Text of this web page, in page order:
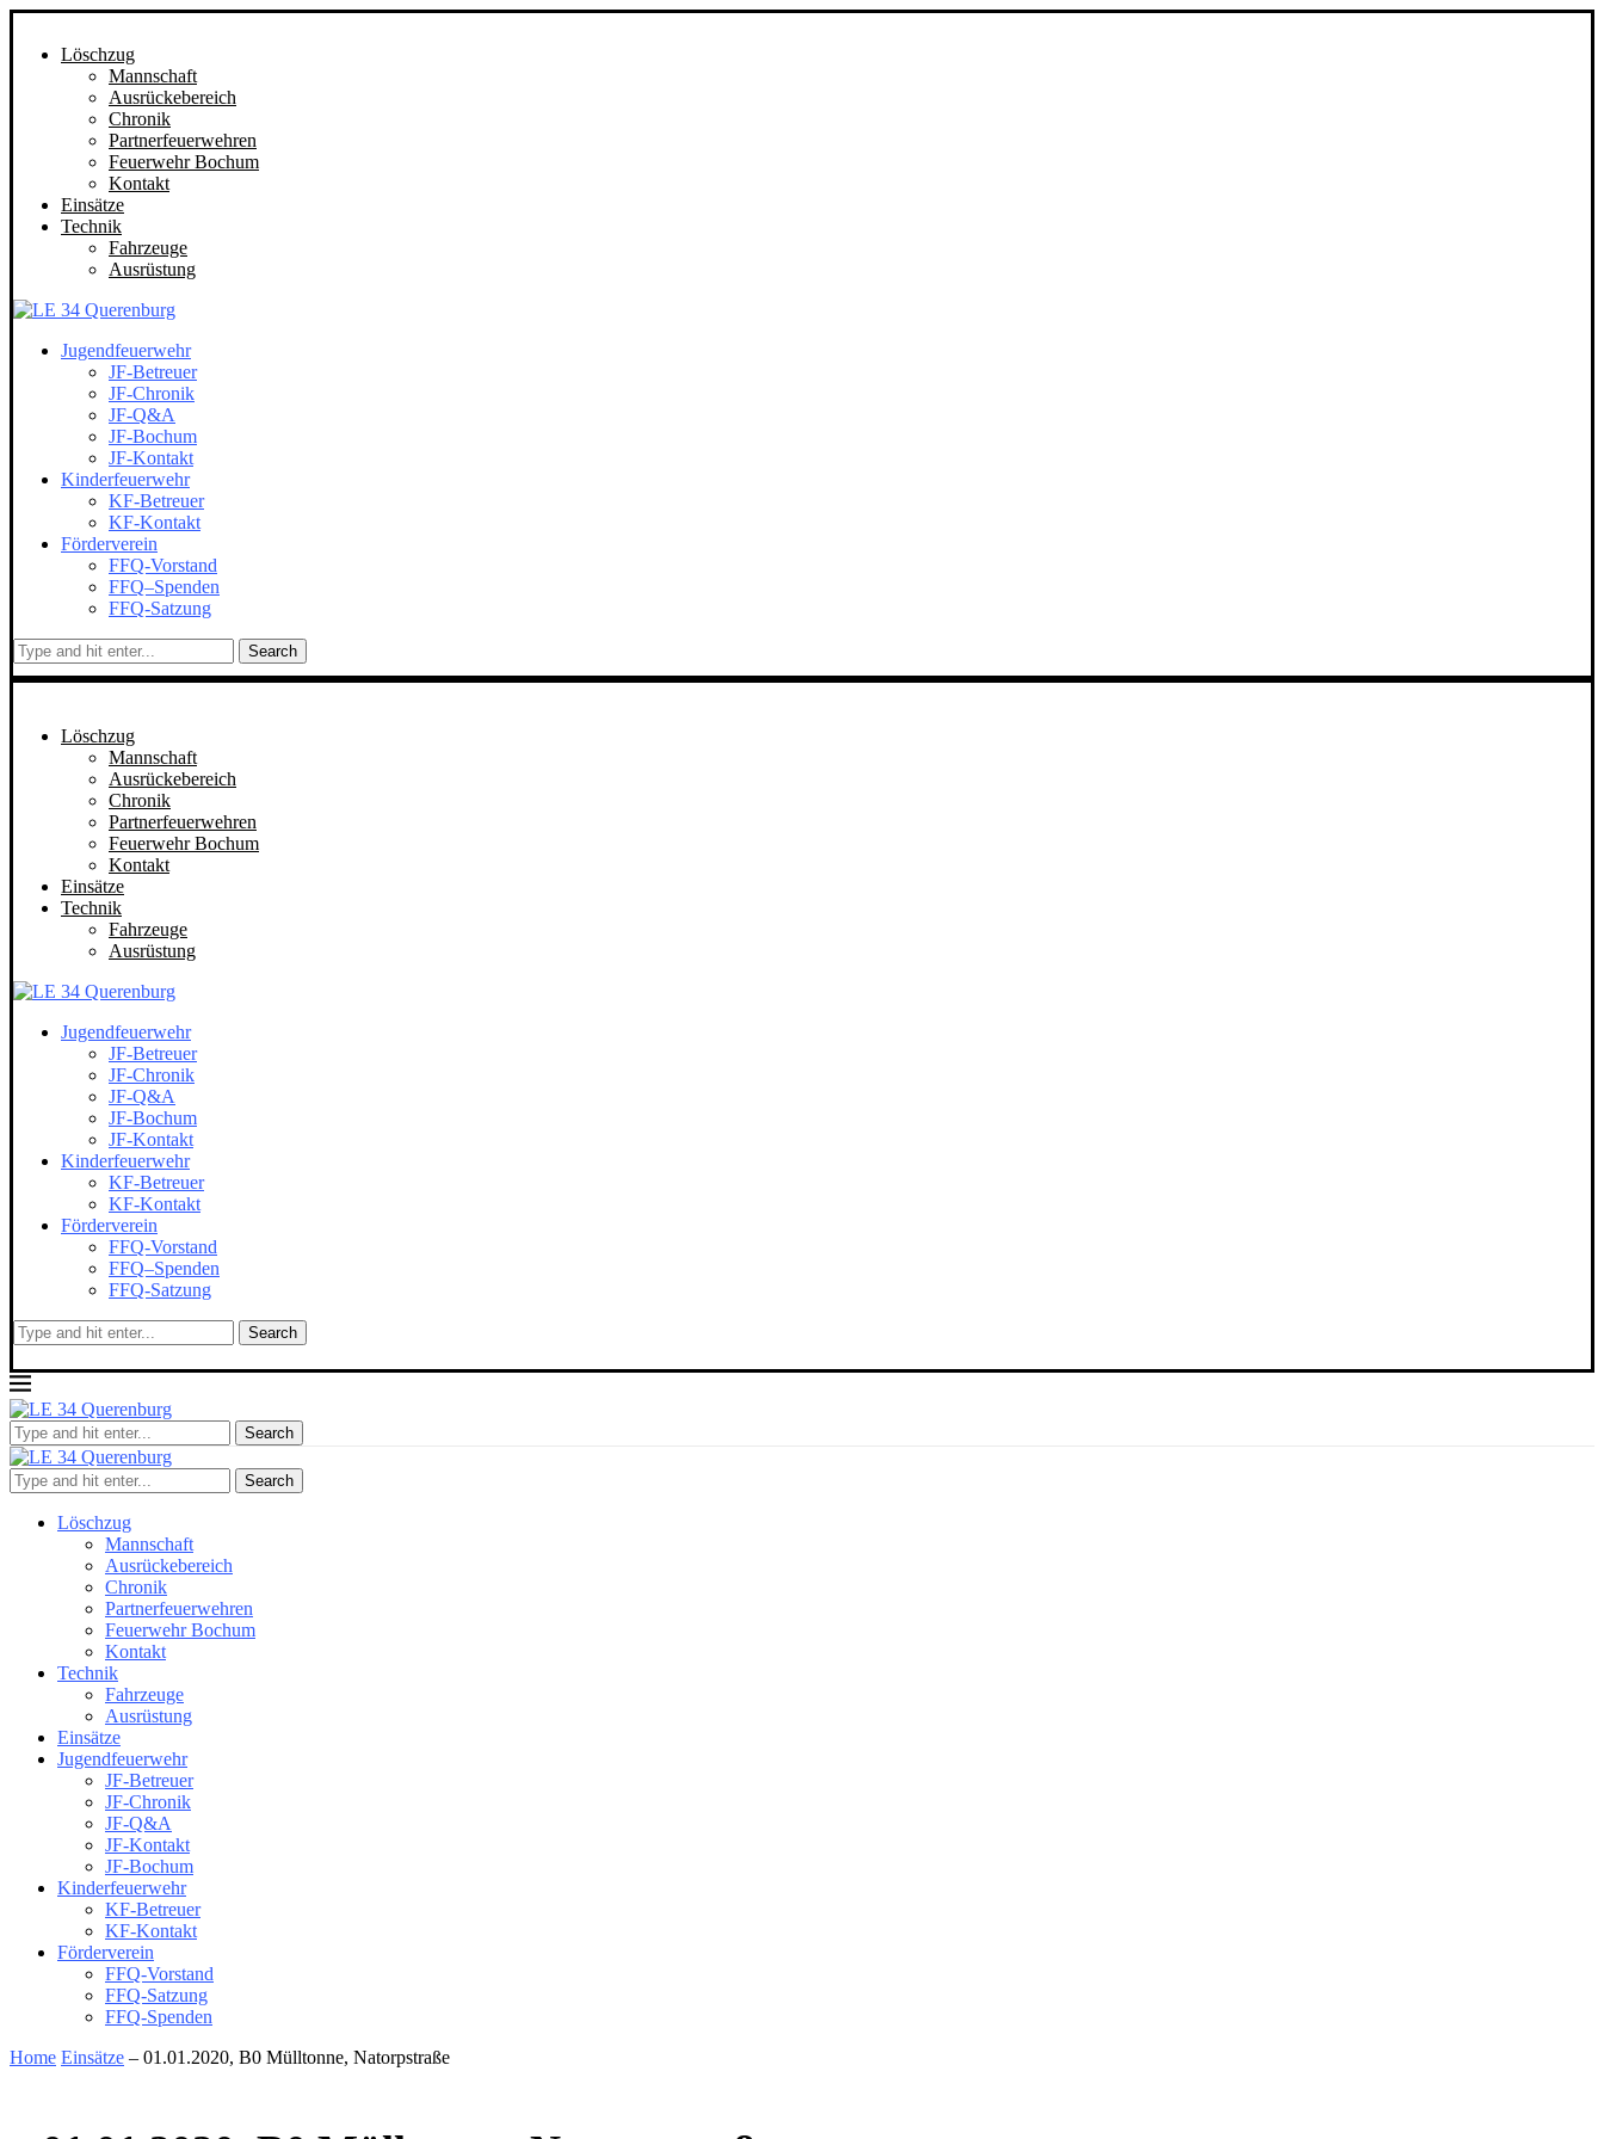
Löschzug
Mannschaft
Ausrückebereich
Chronik
Partnerfeuerwehren
Feuerwehr Bochum
Kontakt
Einsätze
Technik
Fahrzeuge
Ausrüstung
Jugendfeuerwehr
JF-Betreuer
JF-Chronik
JF-Q&A
JF-Bochum
JF-Kontakt
Kinderfeuerwehr
KF-Betreuer
KF-Kontakt
Förderverein
FFQ-Vorstand
FFQ–Spenden
FFQ-Satzung
Search
Löschzug
Mannschaft
Ausrückebereich
Chronik
Partnerfeuerwehren
Feuerwehr Bochum
Kontakt
Einsätze
Technik
Fahrzeuge
Ausrüstung
Jugendfeuerwehr
JF-Betreuer
JF-Chronik
JF-Q&A
JF-Bochum
JF-Kontakt
Kinderfeuerwehr
KF-Betreuer
KF-Kontakt
Förderverein
FFQ-Vorstand
FFQ–Spenden
FFQ-Satzung
Search
Search
Search
Löschzug
Mannschaft
Ausrückebereich
Chronik
Partnerfeuerwehren
Feuerwehr Bochum
Kontakt
Technik
Fahrzeuge
Ausrüstung
Einsätze
Jugendfeuerwehr
JF-Betreuer
JF-Chronik
JF-Q&A
JF-Kontakt
JF-Bochum
Kinderfeuerwehr
KF-Betreuer
KF-Kontakt
Förderverein
FFQ-Vorstand
FFQ-Satzung
FFQ-Spenden
Home Einsätze – 01.01.2020, B0 Mülltonne, Natorpstraße